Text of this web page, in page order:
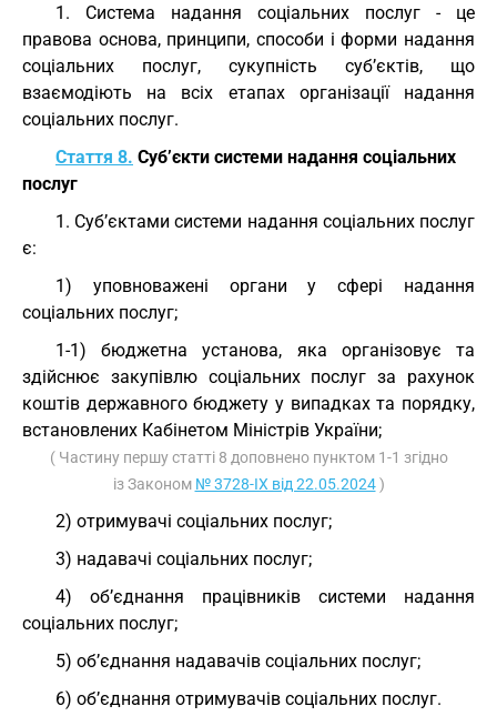
1. Система надання соціальних послуг - це
правова основа, принципи, способи і форми надання
соціальних послуг, сукупність суб’єктів, що
взаємодіють на всіх етапах організації надання
соціальних послуг.
Стаття 8. Суб’єкти системи надання соціальних
послуг
1. Суб’єктами системи надання соціальних послуг
є:
1) уповноважені органи у сфері надання
соціальних послуг;
1-1) бюджетна установа, яка організовує та
здійснює закупівлю соціальних послуг за рахунок
коштів державного бюджету у випадках та порядку,
встановлених Кабінетом Міністрів України;
( Частину першу статті 8 доповнено пунктом 1-1 згідно
із Законом № 3728-IX від 22.05.2024)
2) отримувачі соціальних послуг;
3) надавачі соціальних послуг;
4) об’єднання працівників системи надання
соціальних послуг;
5) об’єднання надавачів соціальних послуг;
6) об’єднання отримувачів соціальних послуг.